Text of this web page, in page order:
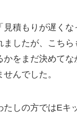
見積もりが遅くな
ましたが、こちら
かをまだ決めてな
んでした。
たしの方ではEキ